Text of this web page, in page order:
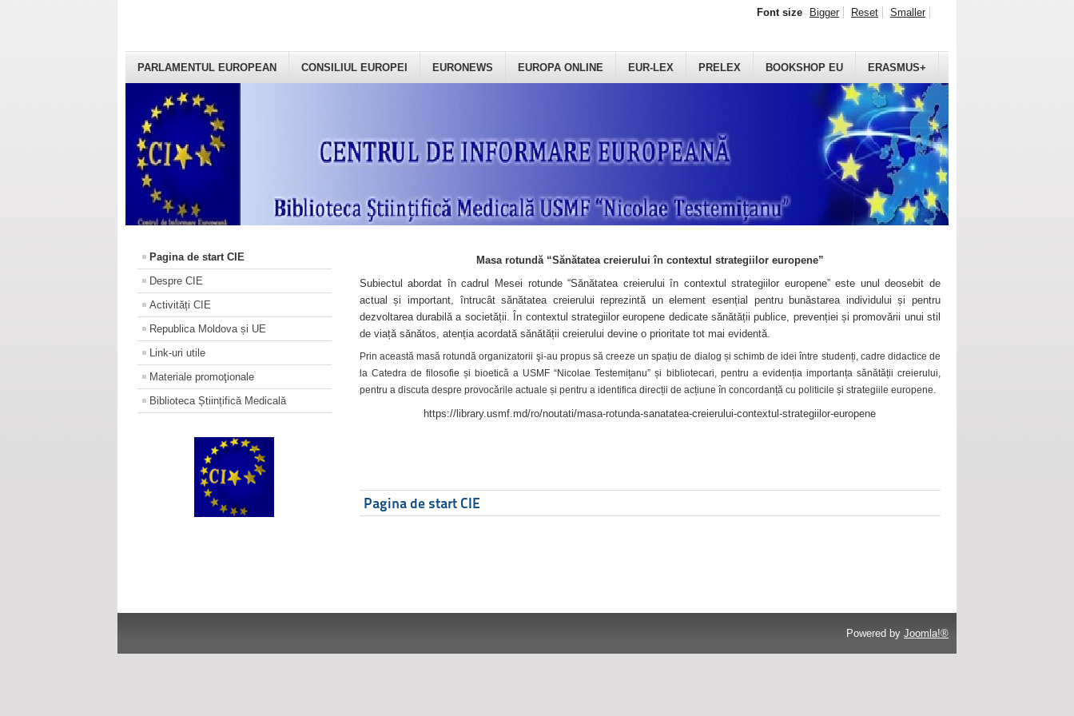
PARLAMENTUL EUROPEAN CONSILIUL EUROPEI EURONEWS EUROPA ONLINE EUR-LEX PRELEX BOOKSHOP EU ERASMUS+
Font size Bigger Reset Smaller
Pagina de start CIE
Despre CIE
Activități CIE
Republica Moldova și UE
Link-uri utile
Materiale promoţionale
Biblioteca Științifică Medicală
Masa rotundă “Sănătatea creierului în contextul strategiilor europene”
Subiectul abordat în cadrul Mesei rotunde “Sănătatea creierului în contextul strategiilor europene” este unul deosebit de
actual și important, întrucât sănătatea creierului reprezintă un element esențial pentru bunăstarea individului și pentru
dezvoltarea durabilă a societății. În contextul strategiilor europene dedicate sănătății publice, prevenției și promovării unui stil
de viață sănătos, atenția acordată sănătății creierului devine o prioritate tot mai evidentă.
Prin această masă rotundă organizatorii şi-au propus să creeze un spațiu de dialog și schimb de idei între studenți, cadre didactice de
la Catedra de filosofie și bioetică a USMF “Nicolae Testemițanu” și bibliotecari, pentru a evidenția importanța sănătății creierului,
pentru a discuta despre provocările actuale și pentru a identifica direcții de acțiune în concordanță cu politicile și strategiile europene.
https://library.usmf.md/ro/noutati/masa-rotunda-sanatatea-creierului-contextul-strategiilor-europene
Pagina de start CIE
Powered by Joomla!®